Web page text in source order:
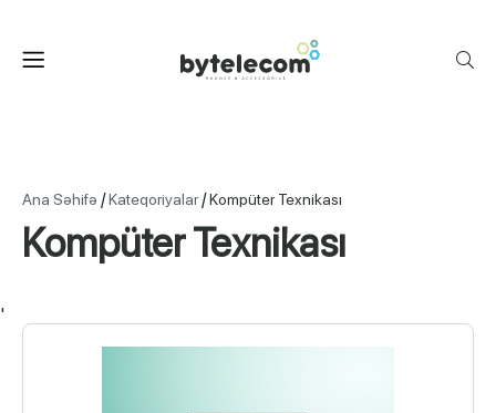
Ana Səhifə /Kateqoriyalar/Kompüter Texnikası
Kompüter Texnikası
'